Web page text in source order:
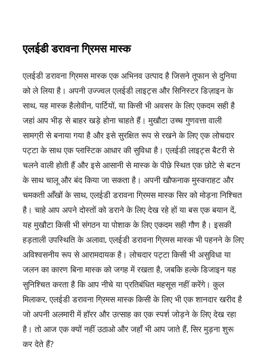
एलईडी डरावना ग्रिमस मास्क
एलईडी डरावना ग्रिमस मास्क एक अभिनव उत्पाद है जिसने तूफान से दुनिया
को ले लिया है। अपनी उज्ज्वल एलईडी लाइट्स और सिनिस्टर डिज़ाइन के
साथ, यह मास्क हैलोवीन, पार्टियों, या किसी भी अवसर के लिए एकदम सही है
जहां आप भीड़ से बाहर खड़े होना चाहते हैं। मुखौटा उच्च गुणवत्ता वाली
सामग्री से बनाया गया है और इसे सुरक्षित रूप से रखने के लिए एक लोचदार
पट्टा के साथ एक प्लास्टिक आधार की सुविधा है। एलईडी लाइट्स बैटरी से
चलने वाली होती हैं और इसे आसानी से मास्क के पीछे स्थित एक छोटे से बटन
के साथ चालू और बंद किया जा सकता है। अपनी खौफनाक मुस्कराहट और
चमकती आँखों के साथ, एलईडी डरावना ग्रिमस मास्क सिर को मोड़ना निश्चित
है। चाहे आप अपने दोस्तों को डराने के लिए देख रहे हों या बस एक बयान दें,
यह मुखौटा किसी भी संगठन या पोशाक के लिए एकदम सही गौण है। इसकी
हड़ताली उपस्थिति के अलावा, एलईडी डरावना ग्रिमस मास्क भी पहनने के लिए
अविश्वसनीय रूप से आरामदायक है। लोचदार पट्टा किसी भी असुविधा या
जलन का कारण बिना मास्क को जगह में रखता है, जबकि हल्के डिजाइन यह
सुनिश्चित करता है कि आप नीचे या प्रतिबंधित महसूस नहीं करेंगे। कुल
मिलाकर, एलईडी डरावना ग्रिमस मास्क किसी के लिए भी एक शानदार खरीद है
जो अपनी अलमारी में हॉरर और उत्साह का एक स्पर्श जोड़ने के लिए देख रहा
है। तो आज एक क्यों नहीं उठाओ और जहाँ भी आप जाते हैं, सिर मुड़ना शुरू
कर देते हैं?